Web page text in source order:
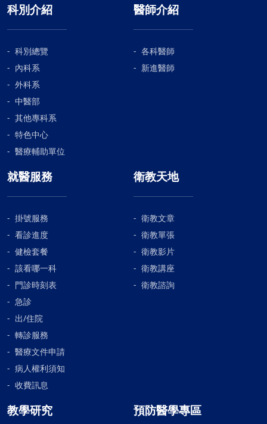
科別介紹
科別總覽
內科系
外科系
中醫部
其他專科系
特色中心
醫療輔助單位
醫師介紹
各科醫師
新進醫師
就醫服務
掛號服務
看診進度
健檢套餐
該看哪一科
門診時刻表
急診
出/住院
轉診服務
醫療文件申請
病人權利須知
收費訊息
衛教天地
衛教文章
衛教單張
衛教影片
衛教講座
衛教諮詢
教學研究 預防醫學專區